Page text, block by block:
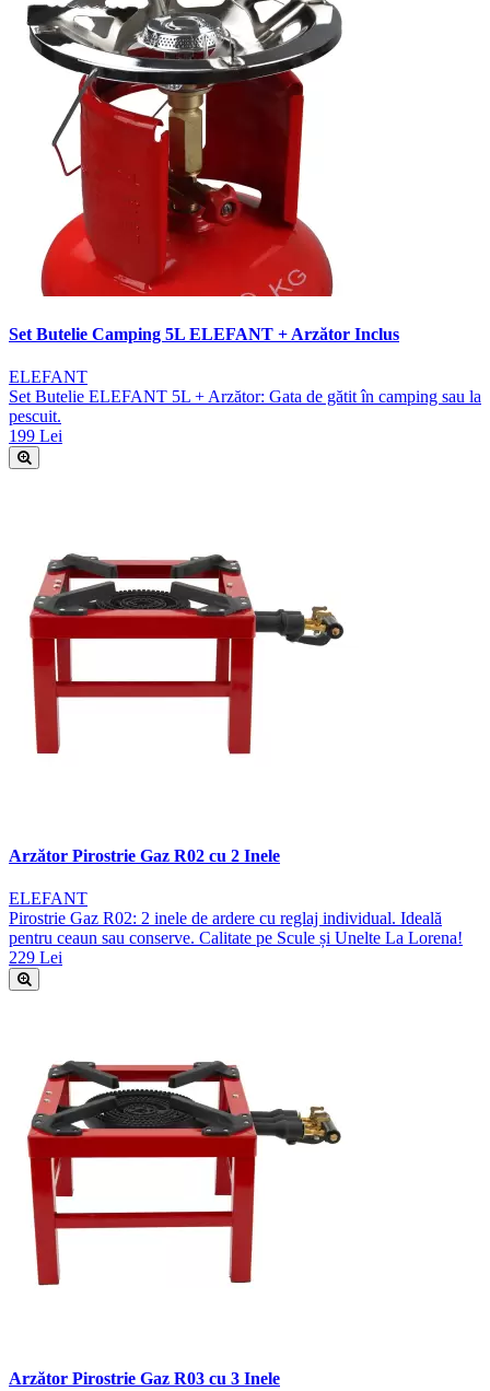
Set Butelie Camping 5L ELEFANT + Arzător Inclus
ELEFANT
Set Butelie ELEFANT 5L + Arzător: Gata de gătit în camping sau la
pescuit.
199 Lei
Arzător Pirostrie Gaz R02 cu 2 Inele
ELEFANT
Pirostrie Gaz R02: 2 inele de ardere cu reglaj individual. Ideală
pentru ceaun sau conserve. Calitate pe Scule și Unelte La Lorena!
229 Lei
Arzător Pirostrie Gaz R03 cu 3 Inele